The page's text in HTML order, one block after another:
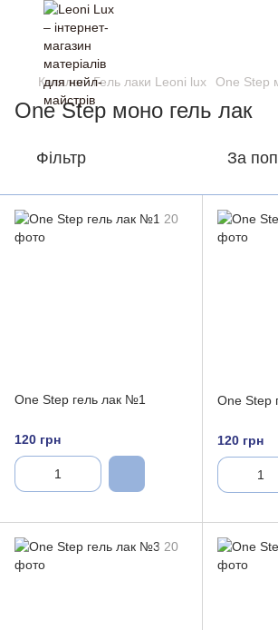
Каталог Гель лаки Leoni lux One Step
One Step моно гель лак
Фільтр За
One Step гель лак №1
120 грн
One Step
120 грн